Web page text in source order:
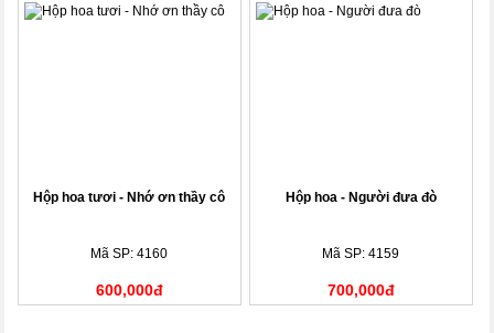
Hộp hoa tươi - Nhớ ơn thầy cô
Mã SP: 4160
600,000đ
Hộp hoa - Người đưa đò
Mã SP: 4159
700,000đ